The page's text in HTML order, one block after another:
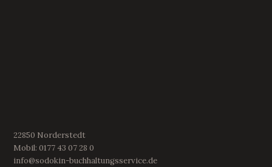
22850 Norderstedt
Mobil: 0177 43 07 28 0
info@sodokin-buchhaltungsservice.de